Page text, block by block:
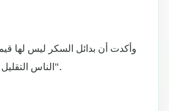
وأكدت أن بدائل السكر ليس لها
الناس التقليل منها لتحسين صحتهم".